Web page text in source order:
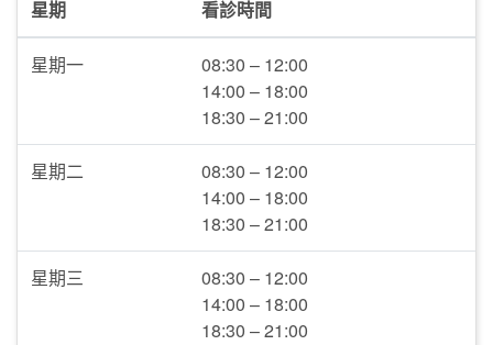
星期 看診時間
星期一
08:30 – 12:00
14:00 – 18:00
18:30 – 21:00
星期二
08:30 – 12:00
14:00 – 18:00
18:30 – 21:00
星期三
08:30 – 12:00
14:00 – 18:00
18:30 – 21:00